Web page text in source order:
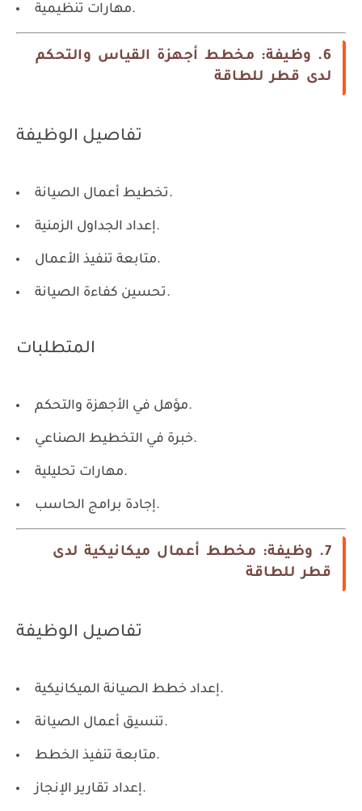
مهارات تنظيمية.
6. وظيفة: مخطط أجهزة القياس والتحكم
لدى قطر للطاقة
تفاصيل الوظيفة
تخطيط أعمال الصيانة.
إعداد الجداول الزمنية.
متابعة تنفيذ الأعمال.
تحسين كفاءة الصيانة.
المتطلبات
مؤهل في الأجهزة والتحكم.
خبرة في التخطيط الصناعي.
مهارات تحليلية.
إجادة برامج الحاسب.
7. وظيفة: مخطط أعمال ميكانيكية لدى
قطر للطاقة
تفاصيل الوظيفة
إعداد خطط الصيانة الميكانيكية.
تنسيق أعمال الصيانة.
متابعة تنفيذ الخطط.
إعداد تقارير الإنجاز.